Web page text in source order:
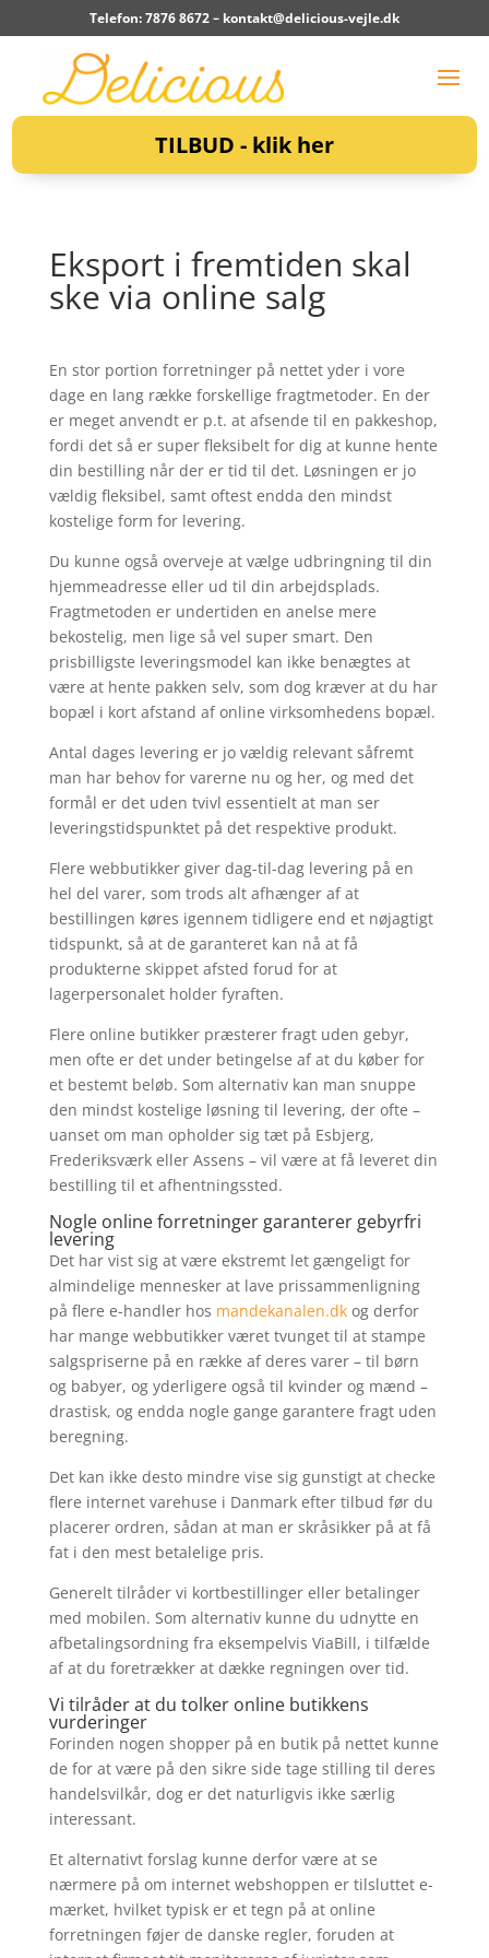
Telefon: 7876 8672 – kontakt@delicious-vejle.dk
TILBUD - klik her
Eksport i fremtiden skal
ske via online salg
En stor portion forretninger på nettet yder i vore
dage en lang række forskellige fragtmetoder. En der
er meget anvendt er p.t. at afsende til en pakkeshop,
fordi det så er super fleksibelt for dig at kunne hente
din bestilling når der er tid til det. Løsningen er jo
vældig fleksibel, samt oftest endda den mindst
kostelige form for levering.
Du kunne også overveje at vælge udbringning til din
hjemmeadresse eller ud til din arbejdsplads.
Fragtmetoden er undertiden en anelse mere
bekostelig, men lige så vel super smart. Den
prisbilligste leveringsmodel kan ikke benægtes at
være at hente pakken selv, som dog kræver at du har
bopæl i kort afstand af online virksomhedens bopæl.
Antal dages levering er jo vældig relevant såfremt
man har behov for varerne nu og her, og med det
formål er det uden tvivl essentielt at man ser
leveringstidspunktet på det respektive produkt.
Flere webbutikker giver dag-til-dag levering på en
hel del varer, som trods alt afhænger af at
bestillingen køres igennem tidligere end et nøjagtigt
tidspunkt, så at de garanteret kan nå at få
produkterne skippet afsted forud for at
lagerpersonalet holder fyraften.
Flere online butikker præsterer fragt uden gebyr,
men ofte er det under betingelse af at du køber for
et bestemt beløb. Som alternativ kan man snuppe
den mindst kostelige løsning til levering, der ofte –
uanset om man opholder sig tæt på Esbjerg,
Frederiksværk eller Assens – vil være at få leveret din
bestilling til et afhentningssted.
Nogle online forretninger garanterer gebyrfri
levering
Det har vist sig at være ekstremt let gængeligt for
almindelige mennesker at lave prissammenligning
på flere e-handler hos mandekanalen.dkog derfor
har mange webbutikker været tvunget til at stampe
salgspriserne på en række af deres varer – til børn
og babyer, og yderligere også til kvinder og mænd –
drastisk, og endda nogle gange garantere fragt uden
beregning.
Det kan ikke desto mindre vise sig gunstigt at checke
flere internet varehuse i Danmark efter tilbud før du
placerer ordren, sådan at man er skråsikker på at få
fat i den mest betalelige pris.
Generelt tilråder vi kortbestillinger eller betalinger
med mobilen. Som alternativ kunne du udnytte en
afbetalingsordning fra eksempelvis ViaBill, i tilfælde
af at du foretrækker at dække regningen over tid.
Vi tilråder at du tolker online butikkens
vurderinger
Forinden nogen shopper på en butik på nettet kunne
de for at være på den sikre side tage stilling til deres
handelsvilkår, dog er det naturligvis ikke særlig
interessant.
Et alternativt forslag kunne derfor være at se
nærmere på om internet webshoppen er tilsluttet e-
mærket, hvilket typisk er et tegn på at online
forretningen føjer de danske regler, foruden at